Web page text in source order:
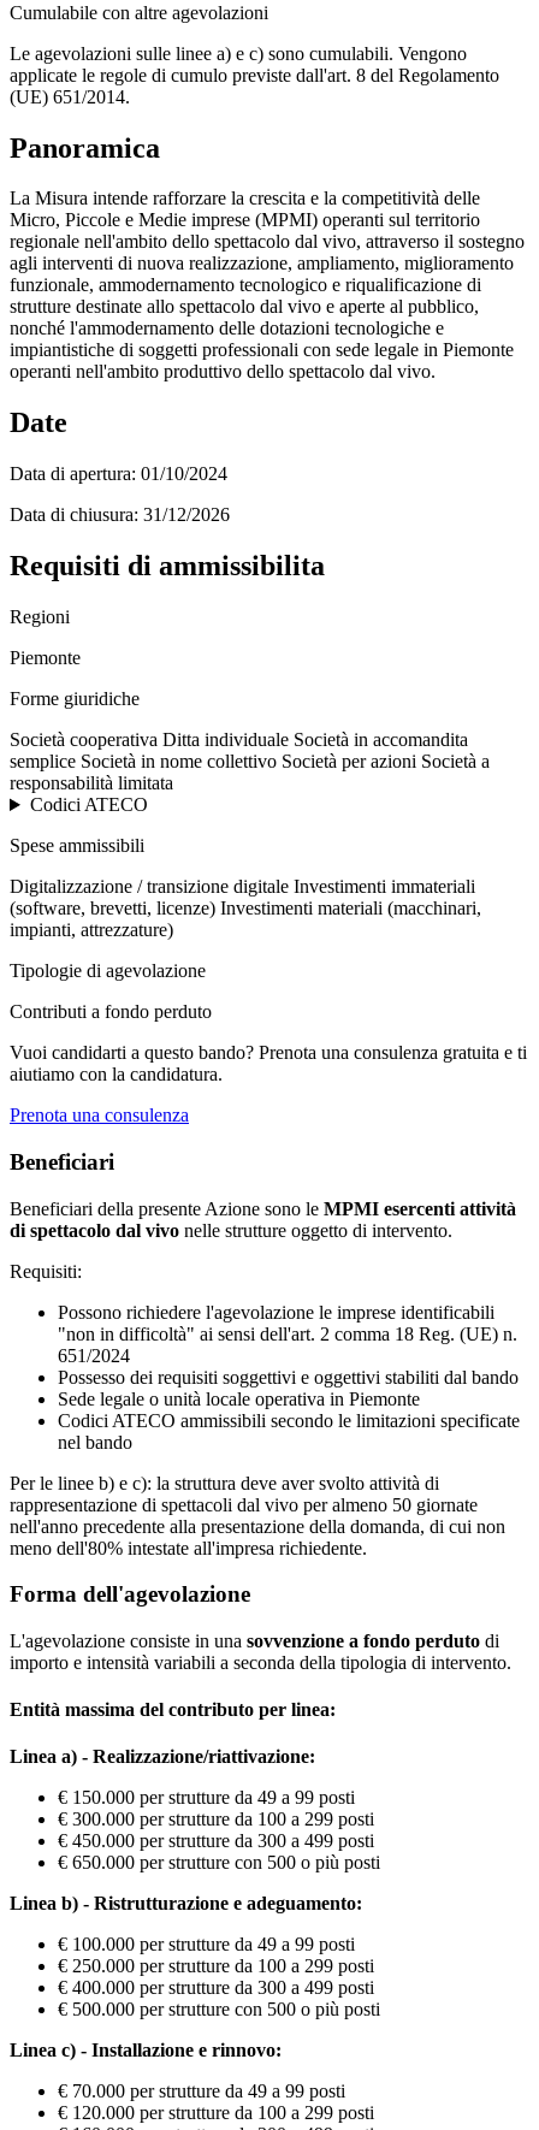
Cumulabile con altre agevolazioni
Le agevolazioni sulle linee a) e c) sono cumulabili. Vengono
applicate le regole di cumulo previste dall'art. 8 del Regolamento
(UE) 651/2014.
Panoramica
La Misura intende rafforzare la crescita e la competitività delle
Micro, Piccole e Medie imprese (MPMI) operanti sul territorio
regionale nell'ambito dello spettacolo dal vivo, attraverso il sostegno
agli interventi di nuova realizzazione, ampliamento, miglioramento
funzionale, ammodernamento tecnologico e riqualificazione di
strutture destinate allo spettacolo dal vivo e aperte al pubblico,
nonché l'ammodernamento delle dotazioni tecnologiche e
impiantistiche di soggetti professionali con sede legale in Piemonte
operanti nell'ambito produttivo dello spettacolo dal vivo.
Date
Data di apertura: 01/10/2024
Data di chiusura: 31/12/2026
Requisiti di ammissibilita
Regioni
Piemonte
Forme giuridiche
Società cooperativa Ditta individuale Società in accomandita
semplice Società in nome collettivo Società per azioni Società a
responsabilità limitata
Codici ATECO
Spese ammissibili
Digitalizzazione / transizione digitale Investimenti immateriali
(software, brevetti, licenze) Investimenti materiali (macchinari,
impianti, attrezzature)
Tipologie di agevolazione
Contributi a fondo perduto
Vuoi candidarti a questo bando? Prenota una consulenza gratuita e ti
aiutiamo con la candidatura.
Prenota una consulenza
Beneficiari
Beneficiari della presente Azione sono le MPMI esercenti attività
di spettacolo dal vivo nelle strutture oggetto di intervento.
Requisiti:
Possono richiedere l'agevolazione le imprese identificabili
"non in difficoltà" ai sensi dell'art. 2 comma 18 Reg. (UE) n.
651/2024
Possesso dei requisiti soggettivi e oggettivi stabiliti dal bando
Sede legale o unità locale operativa in Piemonte
Codici ATECO ammissibili secondo le limitazioni specificate
nel bando
Per le linee b) e c): la struttura deve aver svolto attività di
rappresentazione di spettacoli dal vivo per almeno 50 giornate
nell'anno precedente alla presentazione della domanda, di cui non
meno dell'80% intestate all'impresa richiedente.
Forma dell'agevolazione
L'agevolazione consiste in una sovvenzione a fondo perduto di
importo e intensità variabili a seconda della tipologia di intervento.
Entità massima del contributo per linea:
Linea a) - Realizzazione/riattivazione:
€ 150.000 per strutture da 49 a 99 posti
€ 300.000 per strutture da 100 a 299 posti
€ 450.000 per strutture da 300 a 499 posti
€ 650.000 per strutture con 500 o più posti
Linea b) - Ristrutturazione e adeguamento:
€ 100.000 per strutture da 49 a 99 posti
€ 250.000 per strutture da 100 a 299 posti
€ 400.000 per strutture da 300 a 499 posti
€ 500.000 per strutture con 500 o più posti
Linea c) - Installazione e rinnovo:
€ 70.000 per strutture da 49 a 99 posti
€ 120.000 per strutture da 100 a 299 posti